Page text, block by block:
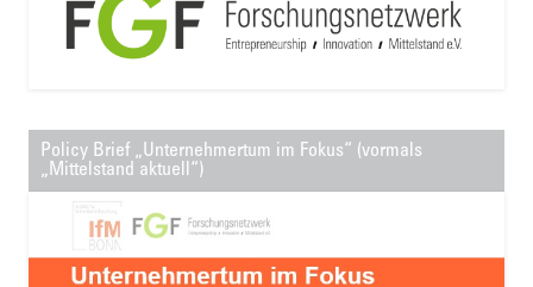
Policy Brief „Unternehmertum im Fokus“ (vormals
„Mittelstand aktuell“)